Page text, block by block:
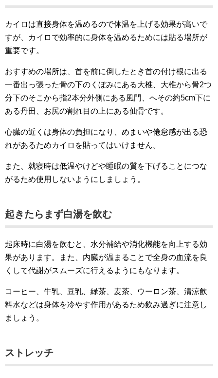
カイロは直接身体を温めるので体温を上げる効果が高いで
すが、カイロで効率的に身体を温めるためには貼る場所が
重要です。
おすすめの場所は、首を前に倒したとき首の付け根に出る
一番出っ張った骨の下のくぼみにある大椎、大椎から骨2つ
分下のそこから指2本分外側にある風門、へその約5cm下に
ある丹田、お尻の割れ目の上にある仙骨です。
心臓の近くは身体の負担になり、めまいや倦怠感が出る恐
れがあるためカイロを貼ってはいけません。
また、就寝時は低温やけどや睡眠の質を下げることにつな
がるため使用しないようにしましょう。
起きたらまず白湯を飲む
起床時に白湯を飲むと、水分補給や消化機能を向上する効
果があります。また、内臓が温まることで全身の血流を良
くして代謝がスムーズに行えるようにもなります。
コーヒー、牛乳、豆乳、緑茶、麦茶、ウーロン茶、清涼飲
料水などは身体を冷やす作用があるため飲み過ぎに注意し
ましょう。
ストレッチ